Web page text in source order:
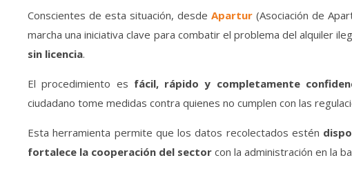
Conscientes de esta situación, desde Apartur (Asociación de
marcha una iniciativa clave para combatir el problema del alquiler
sin licencia.
El procedimiento es fácil, rápido y completamente
ciudadano tome medidas contra quienes no cumplen con las
Esta herramienta permite que los datos recolectados estén
fortalece la cooperación del sector con la administración en la